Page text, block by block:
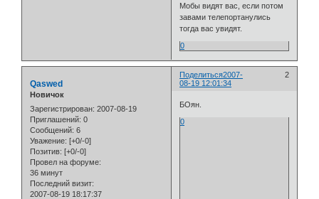
Мобы видят вас, если потом
завами телепортанулись
тогда вас увидят.
0
Поделиться 2
2007-
08-19 12:01:34
Qaswed
Новичок
Зарегистрирован: 2007-08-19
Приглашений: 0
Сообщений: 6
Уважение: [+0/-0]
Позитив: [+0/-0]
Провел на форуме:
36 минут
Последний визит:
2007-08-19 18:17:37
БОян.
0